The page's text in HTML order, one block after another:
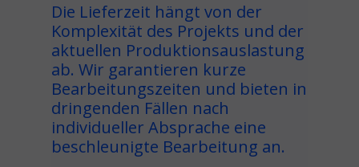
Die Lieferzeit hängt von der
Komplexität des Projekts und der
aktuellen Produktionsauslastung
ab. Wir garantieren kurze
Bearbeitungszeiten und bieten in
dringenden Fällen nach
individueller Absprache eine
beschleunigte Bearbeitung an.